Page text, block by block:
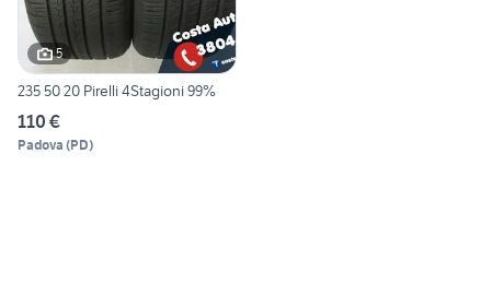
5
235 50 20 Pirelli 4Stagioni 99%
110 €
Padova (PD)